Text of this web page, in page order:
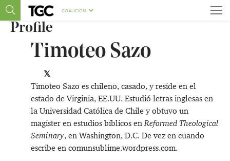
COALICIÓN
Profile
Timoteo Sazo
Timoteo Sazo es chileno, casado, y reside en el
estado de Virginia, EE.UU. Estudió letras inglesas en
la Universidad Católica de Chile y obtuvo un
magister en estudios bíblicos enReformed Theological
Seminary, en Washington, D.C. De vez en cuando
escribe encomunsublime.wordpress.com.